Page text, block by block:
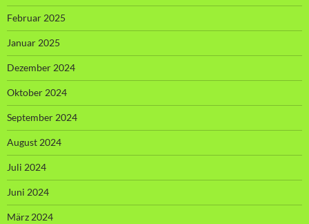
Februar 2025
Januar 2025
Dezember 2024
Oktober 2024
September 2024
August 2024
Juli 2024
Juni 2024
März 2024